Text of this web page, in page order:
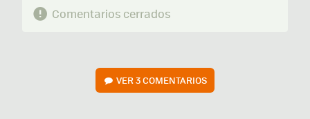
Comentarios cerrados
VER3 COMENTARIOS